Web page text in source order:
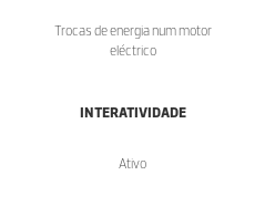
Trocas de energia num motor
eléctrico
INTERATIVIDADE
Ativo